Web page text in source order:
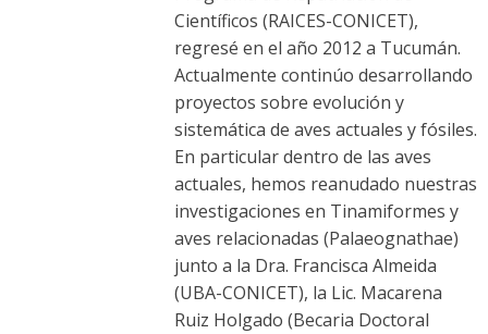
Científicos (RAICES-CONICET),
regresé en el año 2012 a Tucumán.
Actualmente continúo desarrollando
proyectos sobre evolución y
sistemática de aves actuales y fósiles.
En particular dentro de las aves
actuales, hemos reanudado nuestras
investigaciones en Tinamiformes y
aves relacionadas (Palaeognathae)
junto a la Dra. Francisca Almeida
(UBA-CONICET), la Lic. Macarena
Ruiz Holgado (Becaria Doctoral